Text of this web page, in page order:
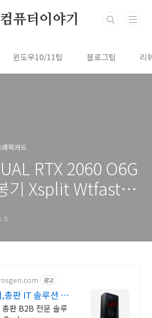
퓨터이야기
윈도우10/11팁 블로그팁 리
픽카드
RTX 2060 O6G
기 Xsplit Wtfast 제
5.
광고
총판 IT 솔루션 전